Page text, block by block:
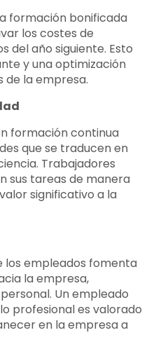
formación bonificada
los costes de
del año siguiente. Esto
y una optimización
de la empresa.
formación continua
que se traducen en
Trabajadores
sus tareas de manera
significativo a la
los empleados fomenta
la empresa,
Un empleado
profesional es valorado
en la empresa a